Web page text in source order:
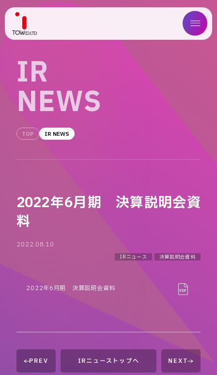
ABOUT US
WORKS
COMPANY
IR
NEWS
TOP IR NEWS
2022年6月期 決算説明会資
料
2022.08.10
IRニュース 決算説明会資料
2022年6月期 決算説明会資料
PREV IRニューストップへ NEXT